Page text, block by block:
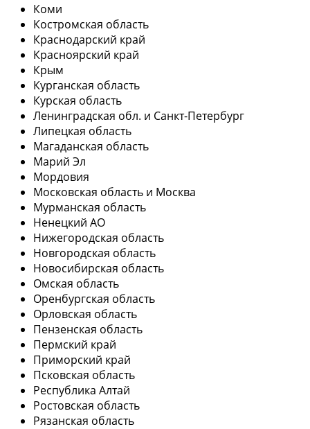
Коми
Костромская область
Краснодарский край
Красноярский край
Крым
Курганская область
Курская область
Ленинградская обл. и Санкт-Петербург
Липецкая область
Магаданская область
Марий Эл
Мордовия
Московская область и Москва
Мурманская область
Ненецкий АО
Нижегородская область
Новгородская область
Новосибирская область
Омская область
Оренбургская область
Орловская область
Пензенская область
Пермский край
Приморский край
Псковская область
Республика Алтай
Ростовская область
Рязанская область